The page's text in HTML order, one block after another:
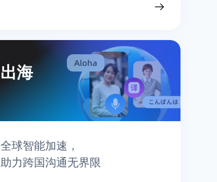
出海
全球智能加速，
助力跨国沟通无界限